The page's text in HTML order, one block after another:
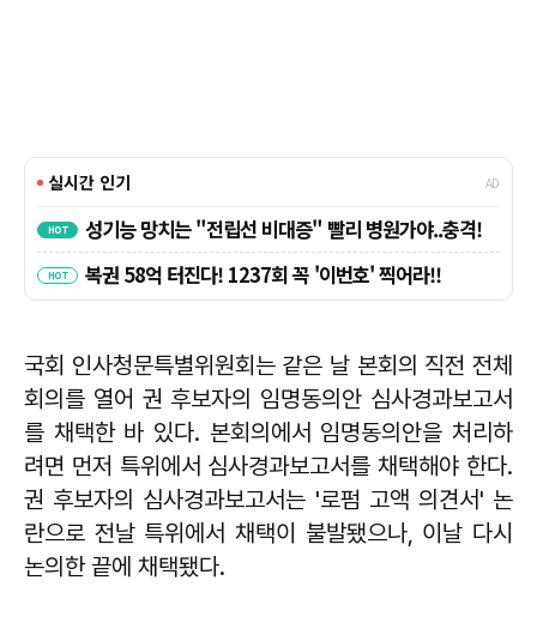
국회 인사청문특별위원회는 같은 날 본회의 직전 전체
회의를 열어 권 후보자의 임명동의안 심사경과보고서
를 채택한 바 있다. 본회의에서 임명동의안을 처리하
려면 먼저 특위에서 심사경과보고서를 채택해야 한다.
권 후보자의 심사경과보고서는 '로펌 고액 의견서' 논
란으로 전날 특위에서 채택이 불발됐으나, 이날 다시
논의한 끝에 채택됐다.